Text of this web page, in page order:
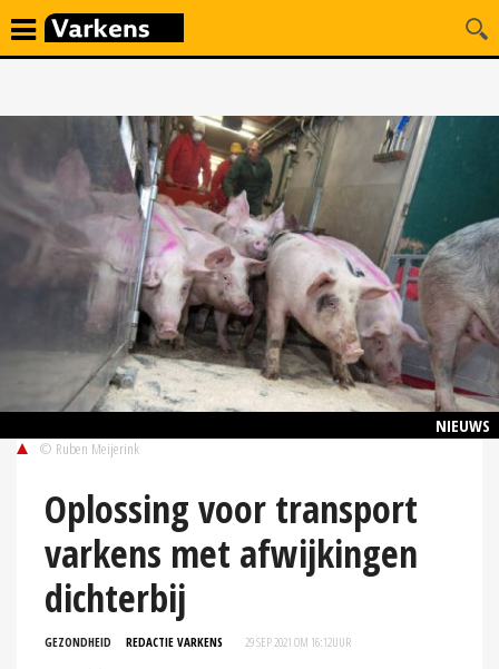
NIEUWS
© Ruben Meijerink
Oplossing voor transport
varkens met afwijkingen
dichterbij
GEZONDHEID REDACTIE VARKENS 29 SEP 2021 OM 16:12UUR